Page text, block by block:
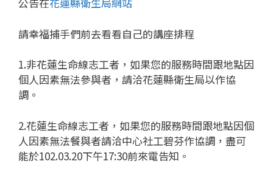
請幸福捕手們前去看看自己的講座排程
1.非花蓮生命線志工者，如果您的服務時間跟地點因
個人因素無法參與者，請洽花蓮縣衛生局以作協
調。
2.花蓮生命線志工者，如果您的服務時間跟地點因個
人因素無法餐與者請洽中心社工碧芬作協調，盡可
能於102.03.20下午17:30前來電告知。